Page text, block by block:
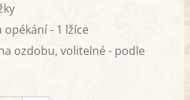
opékání - 1 lžíce
ozdobu, volitelné - podle